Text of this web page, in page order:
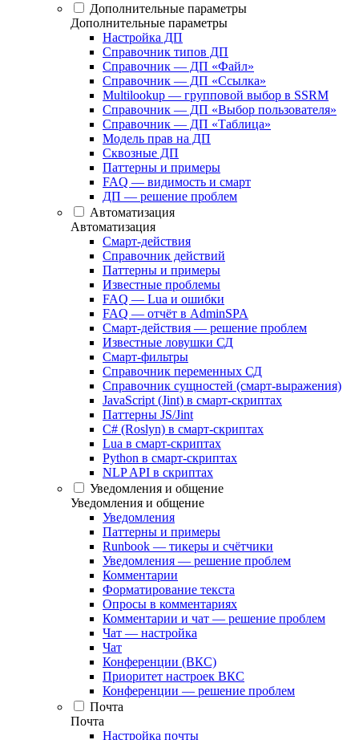
Дополнительные параметры
Дополнительные параметры
Настройка ДП
Справочник типов ДП
Справочник — ДП «Файл»
Справочник — ДП «Ссылка»
Multilookup — групповой выбор в SSRM
Справочник — ДП «Выбор пользователя»
Справочник — ДП «Таблица»
Модель прав на ДП
Сквозные ДП
Паттерны и примеры
FAQ — видимость и смарт
ДП — решение проблем
Автоматизация
Автоматизация
Смарт-действия
Справочник действий
Паттерны и примеры
Известные проблемы
FAQ — Lua и ошибки
FAQ — отчёт в AdminSPA
Смарт-действия — решение проблем
Известные ловушки СД
Смарт-фильтры
Справочник переменных СД
Справочник сущностей (смарт-выражения)
JavaScript (Jint) в смарт-скриптах
Паттерны JS/Jint
C# (Roslyn) в смарт-скриптах
Lua в смарт-скриптах
Python в смарт-скриптах
NLP API в скриптах
Уведомления и общение
Уведомления и общение
Уведомления
Паттерны и примеры
Runbook — тикеры и счётчики
Уведомления — решение проблем
Комментарии
Форматирование текста
Опросы в комментариях
Комментарии и чат — решение проблем
Чат — настройка
Чат
Конференции (ВКС)
Приоритет настроек ВКС
Конференции — решение проблем
Почта
Почта
Настройка почты